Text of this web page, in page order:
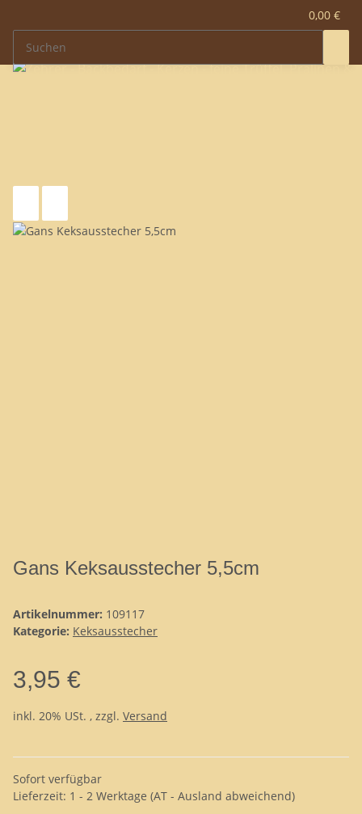
0,00 €
Gans Keksausstecher 5,5cm
Artikelnummer: 109117
Kategorie: Keksausstecher
3,95 €
inkl. 20% USt. , zzgl. Versand
Sofort verfügbar
Lieferzeit: 1 - 2 Werktage (AT - Ausland abweichend)